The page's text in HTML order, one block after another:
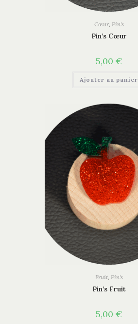
Cœur, Pin's
Pin’s Cœur
5,00 €
Ajouter au panier
Fruit, Pin's
Pin’s Fruit
5,00 €